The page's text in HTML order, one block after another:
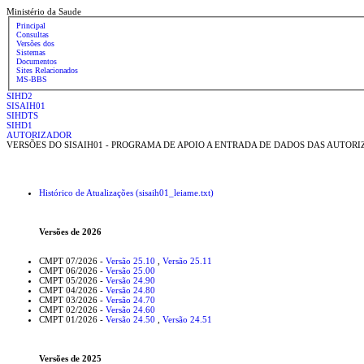
Ministério da Saude
Principal
Consultas
Versões dos
Sistemas
Documentos
Sites Relacionados
MS-BBS
SIHD2
SISAIH01
SIHDTS
SIHD1
AUTORIZADOR
VERSÕES DO SISAIH01 - PROGRAMA DE APOIO A ENTRADA DE DADOS DAS
Histórico de Atualizações (sisaih01_leiame.txt)
Versões de 2026
CMPT 07/2026 - Versão 25.10
Versão 25.11
CMPT 06/2026 - Versão 25.00
CMPT 05/2026 - Versão 24.90
CMPT 04/2026 - Versão 24.80
CMPT 03/2026 - Versão 24.70
CMPT 02/2026 - Versão 24.60
CMPT 01/2026 - Versão 24.50 Versão 24.51
Versões de 2025